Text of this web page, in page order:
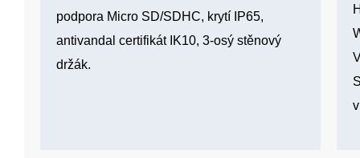
podpora Micro SD/SDHC, krytí IP65,
antivandal certifikát IK10, 3-osý stěnový
držák.